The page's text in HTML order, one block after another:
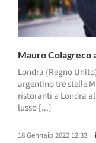
Mauro Colagreco
Londra (Regno
argentino tre stelle
ristoranti a Londra
lusso [...]
18 Gennaio 2022 12:33 |